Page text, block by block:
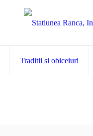
Traditii si obiceiuri